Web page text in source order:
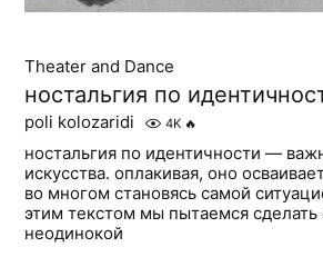
Theater and Dance
ностальгия по
poli kolozaridi 4K 🔥
ностальгия по идентичности —
искусства. оплакивая, оно
во многом становясь самой
этим текстом мы пытаемся сделать
неодинокой